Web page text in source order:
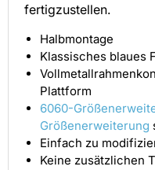
fertigzustellen.
Halbmontage
Klassisches blaues
Plattform
6060-
Größenerweiterung
Einfach zu
Keine zusätzlichen